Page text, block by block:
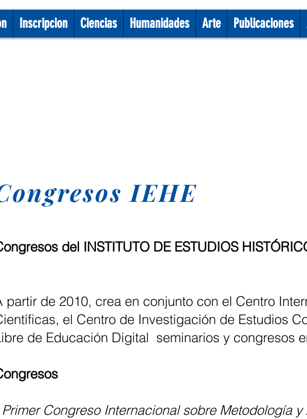
Inscripcion Ciencias Humanidades Arte Publicaciones
IEHE
del INSTITUTO DE ESTUDIOS
partir de 2010, crea en conjunto con el Centro
el Centro de Investigación de Estudios
de Educación Digital seminarios y congresos
Primer Congreso Internacional sobre Metodología